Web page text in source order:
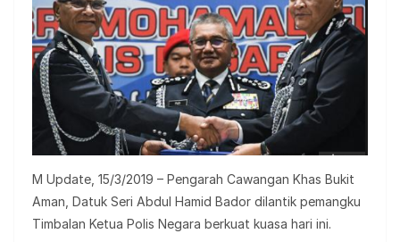
M Update, 15/3/2019 – Pengarah Cawangan Khas Bukit
Aman, Datuk Seri Abdul Hamid Bador dilantik pemangku
Timbalan Ketua Polis Negara berkuat kuasa hari ini.